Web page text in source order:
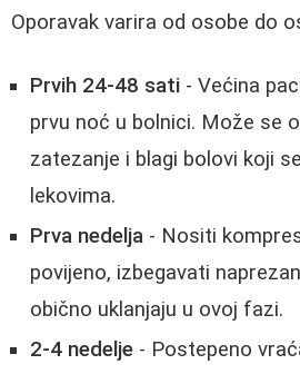
Oporavak varira od osobe do
Prvih 24-48 sati - Većina
prvu noć u bolnici. Može se
zatezanje i blagi bolovi koji
lekovima.
Prva nedelja - Nositi
povijeno, izbegavati
obično uklanjaju u ovoj fazi.
2-4 nedelje - Postepeno